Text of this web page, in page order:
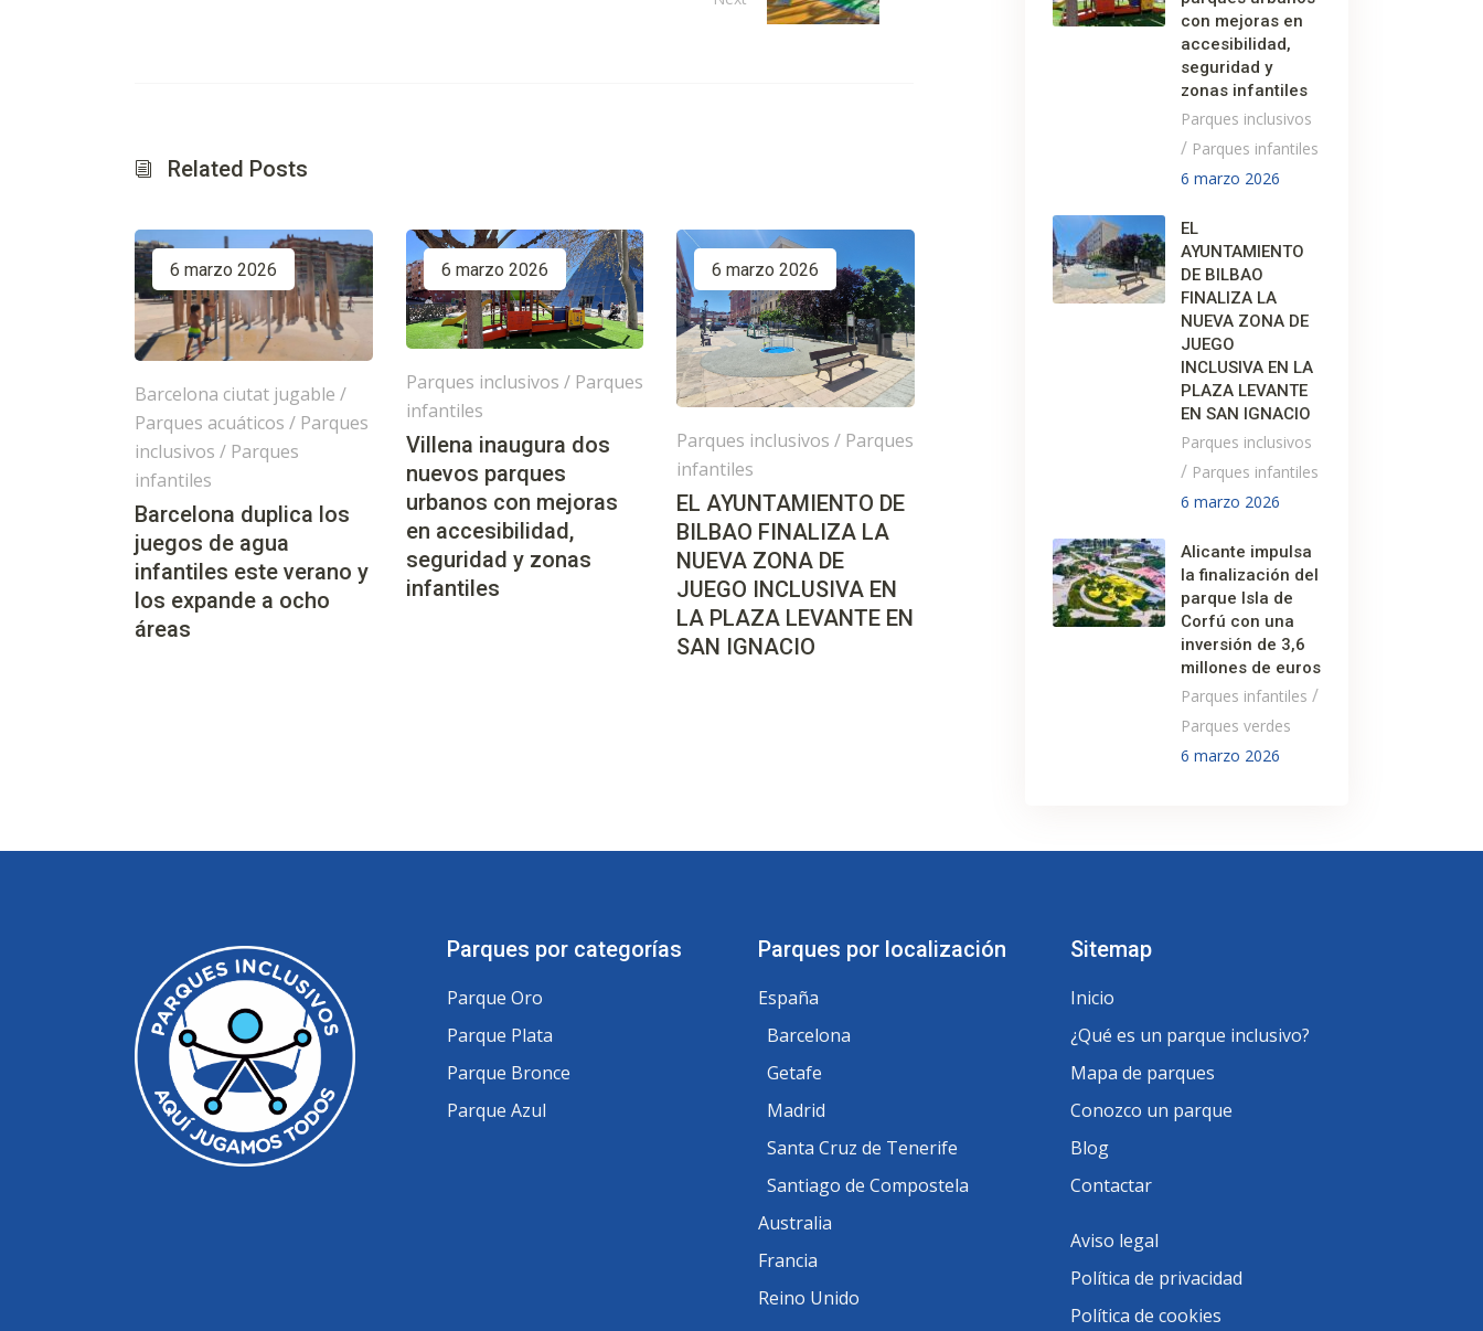
Related Posts
6 marzo 2026
Barcelona ciutat jugable /
Parques acuáticos / Parques
inclusivos / Parques
infantiles
Barcelona duplica los
juegos de agua
infantiles este verano y
los expande a ocho
áreas
6 marzo 2026
Parques inclusivos / Parques
infantiles
Villena inaugura dos
nuevos parques
urbanos con mejoras
en accesibilidad,
seguridad y zonas
infantiles
6 marzo 2026
Parques inclusivos / Parques
infantiles
EL AYUNTAMIENTO DE
BILBAO FINALIZA LA
NUEVA ZONA DE
JUEGO INCLUSIVA EN
LA PLAZA LEVANTE EN
SAN IGNACIO
con mejoras en
accesibilidad,
seguridad y
zonas infantiles
Parques inclusivos
/ Parques infantiles
6 marzo 2026
EL
AYUNTAMIENTO
DE BILBAO
FINALIZA LA
NUEVA ZONA DE
JUEGO
INCLUSIVA EN LA
PLAZA LEVANTE
EN SAN IGNACIO
Parques inclusivos
/ Parques infantiles
6 marzo 2026
Alicante impulsa
la finalización del
parque Isla de
Corfú con una
inversión de 3,6
millones de euros
Parques infantiles /
Parques verdes
6 marzo 2026
Parques por categorías
Parque Oro
Parque Plata
Parque Bronce
Parque Azul
Parques por localización
España
Barcelona
Getafe
Madrid
Santa Cruz de Tenerife
Santiago de Compostela
Australia
Francia
Reino Unido
Sitemap
Inicio
¿Qué es un parque inclusivo?
Mapa de parques
Conozco un parque
Blog
Contactar
Aviso legal
Política de privacidad
Política de cookies